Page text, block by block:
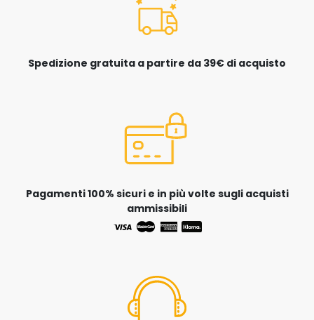
Spedizione gratuita a partire da 39€ di acquisto
Pagamenti 100% sicuri e in più volte sugli acquisti
ammissibili